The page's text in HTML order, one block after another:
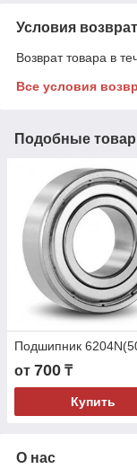
Условия
Возврат товара в
Все условия
Подобные
Подшипник
от 700 ₸
Купить
О нас